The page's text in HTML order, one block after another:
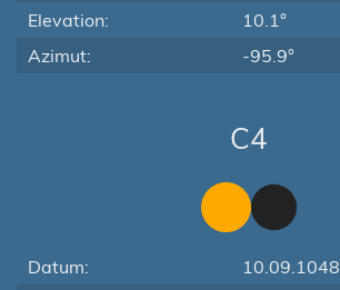
Elevation:
10.1°
Azimut:
-95.9°
C4
Datum:
10.09.1048